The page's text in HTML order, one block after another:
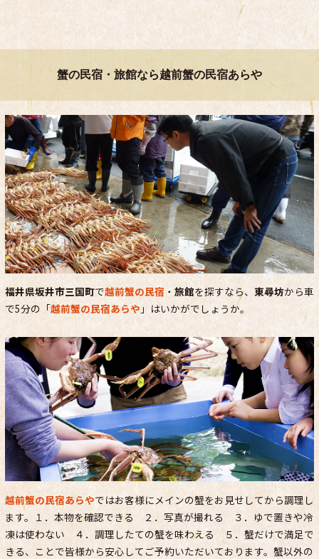
蟹の民宿・旅館なら越前蟹の民宿あらや
福井県坂井市三国町で越前蟹の民宿 ・ 旅館を探すなら、 東尋坊から車
で5分の「越前蟹の民宿あらや 」はいかがでしょうか。
越前蟹の民宿あらやではお客様にメインの蟹をお見せしてから調理し
ます。１．本物を確認できる ２．写真が撮れる ３．ゆで置きや冷
凍は使わない ４．調理したての蟹を味わえる ５．蟹だけで満足で
きる、ことで皆様から安心してご予約いただいております。蟹以外の